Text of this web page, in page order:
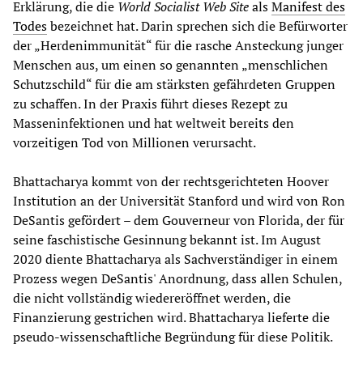
Erklärung, die die World Socialist Web SitealsManifest des
Todesbezeichnet hat. Darin sprechen sich die Befürworter
der „Herdenimmunität“ für die rasche Ansteckung junger
Menschen aus, um einen so genannten „menschlichen
Schutzschild“ für die am stärksten gefährdeten Gruppen
zu schaffen. In der Praxis führt dieses Rezept zu
Masseninfektionen und hat weltweit bereits den
vorzeitigen Tod von Millionen verursacht.
Bhattacharya kommt von der rechtsgerichteten Hoover
Institution an der Universität Stanford und wird von Ron
DeSantis gefördert – dem Gouverneur von Florida, der für
seine faschistische Gesinnung bekannt ist. Im August
2020 diente Bhattacharya als Sachverständiger in einem
Prozess wegen DeSantis' Anordnung, dass allen Schulen,
die nicht vollständig wiedereröffnet werden, die
Finanzierung gestrichen wird. Bhattacharya lieferte die
pseudo-wissenschaftliche Begründung für diese Politik.